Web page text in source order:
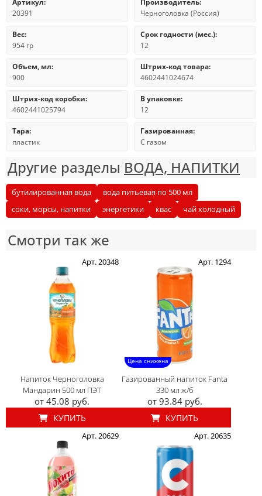
20391
Черноголовка (Россия)
Вес:
954 гр
Срок годности (мес.):
12
Объем, мл:
900
Штрих-код товара:
4602441024674
Штрих-код коробки:
4602441025794
В упаковке:
12
Тара:
пластик
Газированная:
С газом
Другие разделы ВОДА, НАПИТКИ
бутилированная вода
вода питьевая по 500 мл
соки, морсы, напитки
энергетики квас чай холодный
Смотри так же
Арт. 20348
Напиток Черноголовка
Мандарин 500 мл ПЭТ
от 45.08 руб.
КУПИТЬ
Цена снижена
Арт. 1294
Газированный напиток Fanta
330 мл ж/б
от 93.84 руб.
КУПИТЬ
Арт. 20629 Арт. 20635